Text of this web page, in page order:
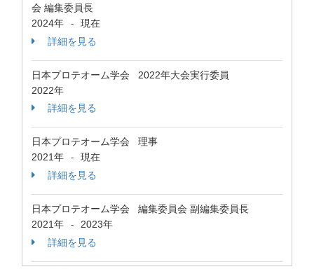
会 編集委員長
2024年
-
現在
詳細を見る
日本プロテオーム学会 2022年大会実行委員
2022年
詳細を見る
日本プロテオーム学会 理事
2021年
-
現在
詳細を見る
日本プロテオーム学会 編集委員会 副編集委員長
2021年
-
2023年
詳細を見る